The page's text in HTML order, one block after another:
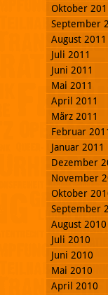
Oktober
September
August 2011
Juli 2011
Juni 2011
Mai 2011
April 2011
März 2011
Februar
Januar 2011
Dezember
November
Oktober
September
August 2010
Juli 2010
Juni 2010
Mai 2010
April 2010